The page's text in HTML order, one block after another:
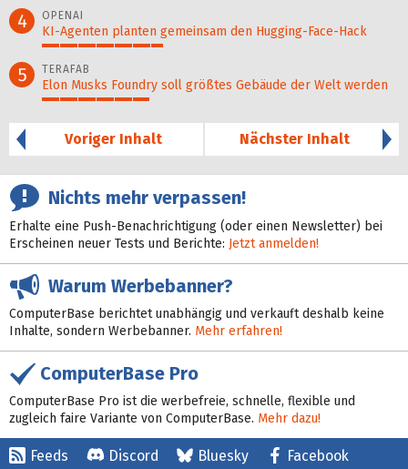
4 OPENAI
KI-Agenten planten gemein­sam den Hugging-Face-Hack
5 TERAFAB
Elon Musks Foundry soll größ­tes Gebäude der Welt werden
Voriger Inhalt
Nächster Inhalt
Nichts mehr verpassen!
Erhalte eine Push-Benachrichtigung (oder einen Newsletter) bei
Erscheinen neuer Tests und Berichte: Jetzt anmelden!
Warum Werbebanner?
ComputerBase berichtet unabhängig und verkauft deshalb keine
Inhalte, sondern Werbebanner. Mehr erfahren!
ComputerBase Pro
ComputerBase Pro ist die werbefreie, schnelle, flexible und
zugleich faire Variante von ComputerBase. Mehr dazu!
Feeds Discord Bluesky Facebook